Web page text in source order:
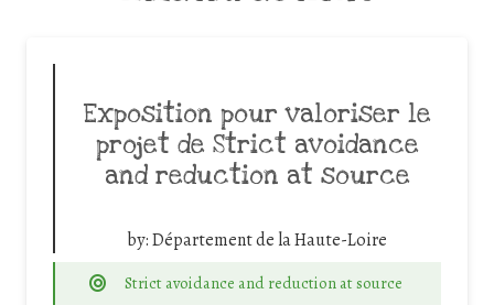
Exposition pour valoriser le
projet de Strict avoidance
and reduction at source
by:Département de la Haute-Loire
Strict avoidance and reduction at source